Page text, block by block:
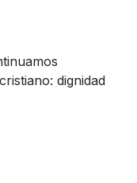
dignidad